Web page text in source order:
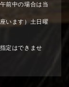
前中の場合は当
います）土日曜
定はできませ